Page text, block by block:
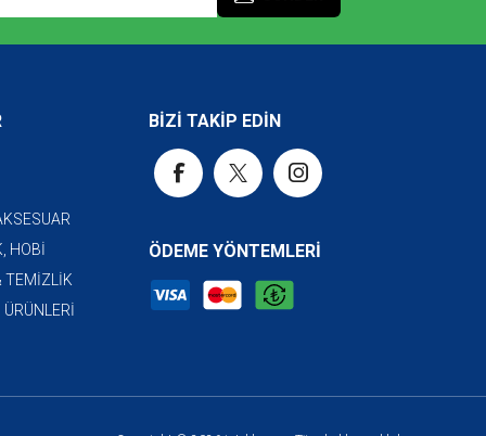
HOBİ
TEMİZLİK
BİZİ TAKİP EDİN
ÖDEME YÖNTEMLERİ